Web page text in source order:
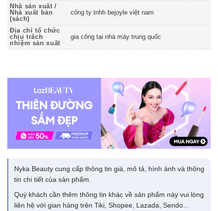
Nhà sản xuất /
Nhà xuất bản
(sách)
công ty tnhh bejoyle việt nam
Địa chỉ tổ chức
chịu trách
nhiệm sản xuất
gia công tại nhà máy trung quốc
Nyka Beauty cung cấp thông tin giá, mô tả, hình ảnh và thông
tin chi tiết của sản phẩm.
Quý khách cần thêm thông tin khác về sản phẩm này vui lòng
liên hệ với gian hàng trên Tiki, Shopee, Lazada, Sendo...